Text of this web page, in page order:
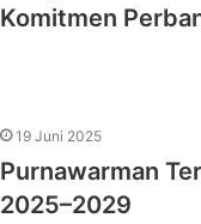
Komitmen
19 Juni 2025
Purnawarman
2025–2029